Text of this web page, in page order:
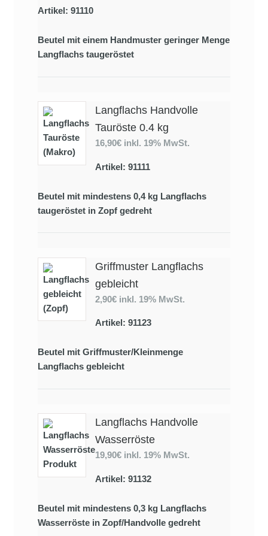
Artikel: 91110
Beutel mit einem Handmuster geringer Menge
Langflachs taugeröstet
Langflachs Handvolle
Tauröste 0.4 kg
16,90€ inkl. 19% MwSt.
Artikel: 91111
Beutel mit mindestens 0,4 kg Langflachs
taugeröstet in Zopf gedreht
Griffmuster Langflachs
gebleicht
2,90€ inkl. 19% MwSt.
Artikel: 91123
Beutel mit Griffmuster/Kleinmenge
Langflachs gebleicht
Langflachs Handvolle
Wasserröste
19,90€ inkl. 19% MwSt.
Artikel: 91132
Beutel mit mindestens 0,3 kg Langflachs
Wasserröste in Zopf/Handvolle gedreht